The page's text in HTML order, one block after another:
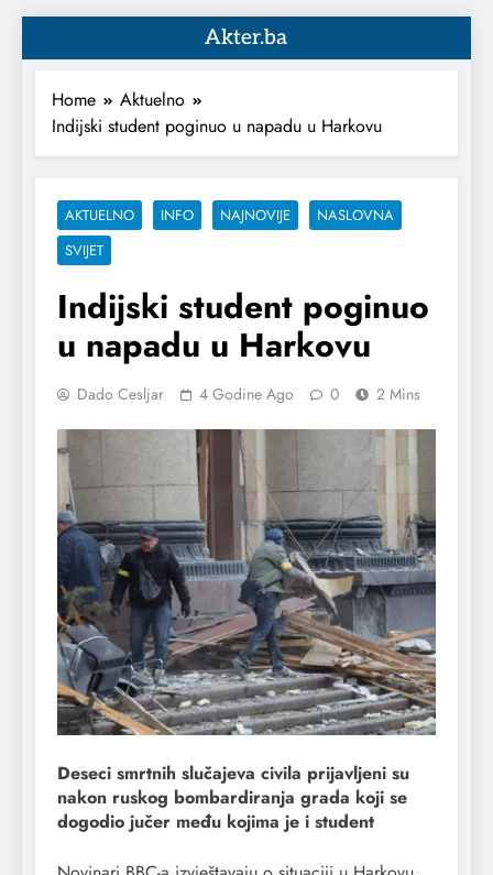
Akter.ba
Home
Aktuelno
Indijski student poginuo u napadu u Harkovu
AKTUELNO INFO NAJNOVIJE
NASLOVNA
SVIJET
Indijski student poginuo
u napadu u Harkovu
Dado Cesljar 4 Godine Ago 0 2 Mins
Deseci smrtnih slučajeva civila prijavljeni su
nakon ruskog bombardiranja grada koji se
dogodio jučer među kojima je i student